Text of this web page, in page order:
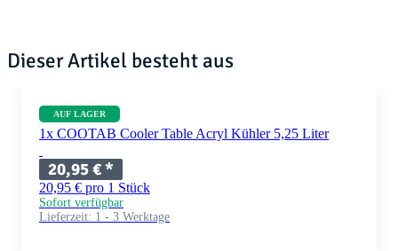
Dieser Artikel besteht aus
AUF LAGER
1x COOTAB Cooler Table Acryl Kühler 5,25 Liter
20,95 €*
20,95 € pro 1 Stück
Sofort verfügbar
Lieferzeit: 1 - 3 Werktage